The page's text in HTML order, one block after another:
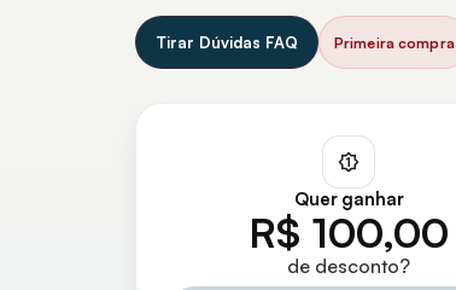
Tirar Dúvidas FAQ Primeira compra
Quer ganhar
R$ 100,00
de desconto?